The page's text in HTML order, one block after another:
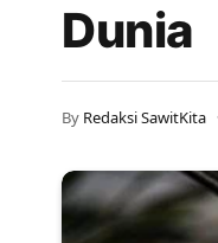
Dunia
By Redaksi SawitKita